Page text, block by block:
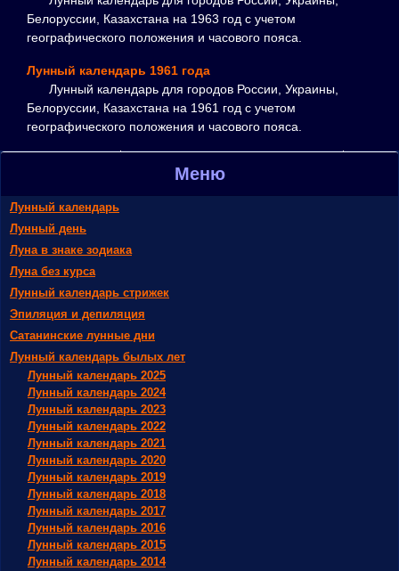
Белоруссии, Казахстана на 1963 год с учетом
географического положения и часового пояса.
Лунный календарь 1961 года
Лунный календарь для городов России, Украины,
Белоруссии, Казахстана на 1961 год с учетом
географического положения и часового пояса.
Меню
Лунный календарь
Лунный день
Луна в знаке зодиака
Луна без курса
Лунный календарь стрижек
Эпиляция и депиляция
Сатанинские лунные дни
Лунный календарь былых лет
Лунный календарь 2025
Лунный календарь 2024
Лунный календарь 2023
Лунный календарь 2022
Лунный календарь 2021
Лунный календарь 2020
Лунный календарь 2019
Лунный календарь 2018
Лунный календарь 2017
Лунный календарь 2016
Лунный календарь 2015
Лунный календарь 2014